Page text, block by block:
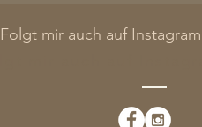
Folgt mir auch auf